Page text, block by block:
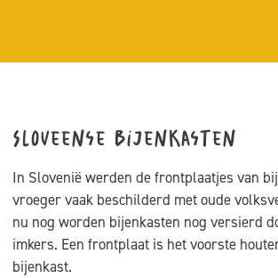
Sloveense bijenkasten
In Slovenië werden de frontplaatjes van
vroeger vaak beschilderd met oude
nu nog worden bijenkasten nog versierd
imkers. Een frontplaat is het voorste
bijenkast.